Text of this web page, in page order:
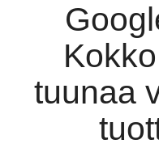
tuunaa